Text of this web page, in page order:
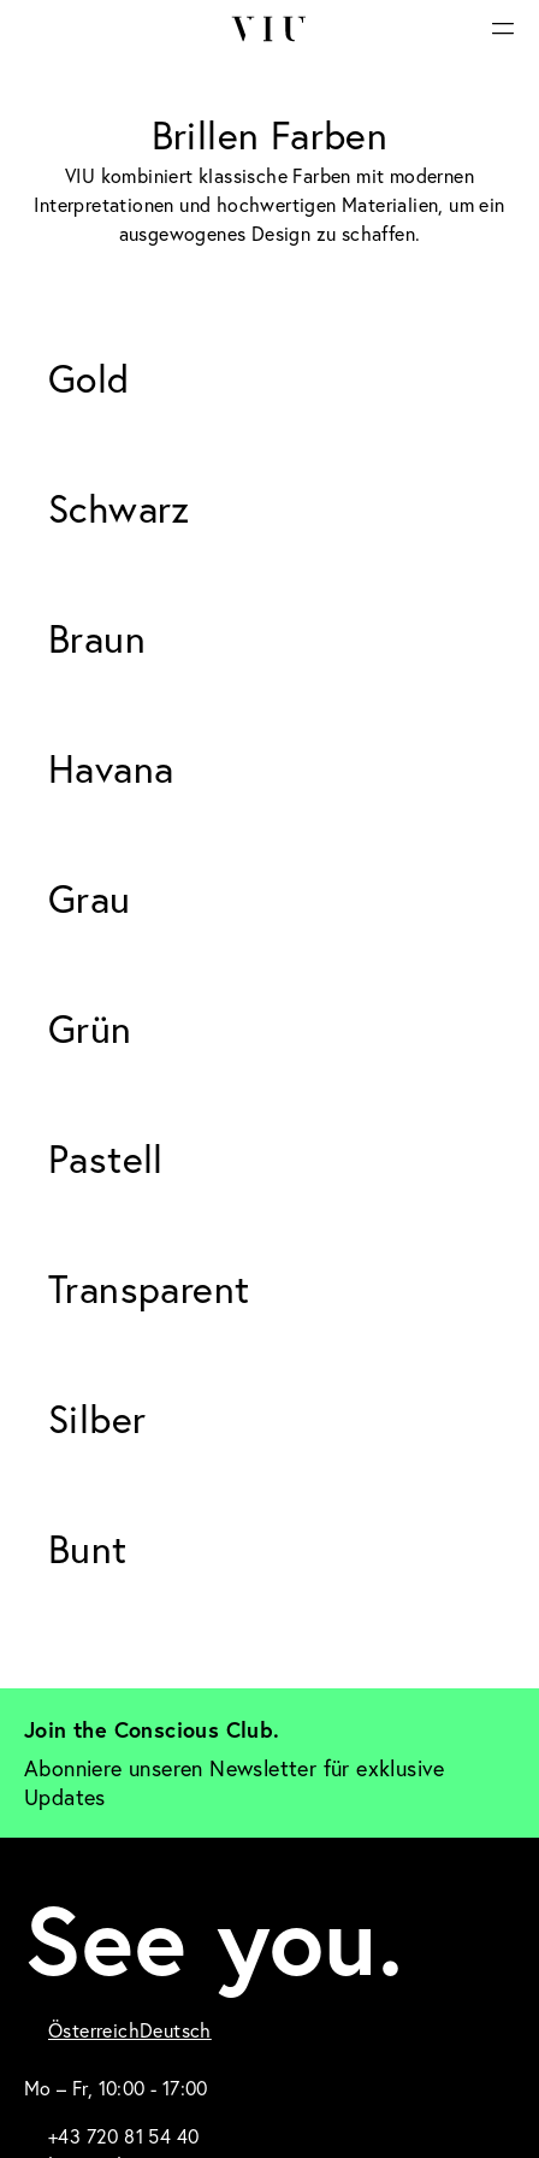
Brillen Farben
VIU kombiniert klassische Farben mit modernen
Interpretationen und hochwertigen Materialien, um ein
ausgewogenes Design zu schaffen.
Gold
Schwarz
Braun
Havana
Grau
Grün
Pastell
Transparent
Silber
Bunt
Join the Conscious Club.
Abonniere unseren Newsletter für exklusive
Updates
See you.
ÖsterreichDeutsch
Mo – Fr, 10:00 - 17:00
+43 720 81 54 40